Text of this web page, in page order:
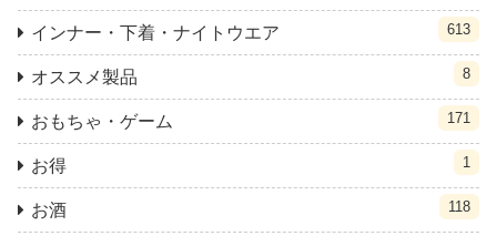
インナー・下着・ナイトウエア 613
オススメ製品 8
おもちゃ・ゲーム 171
お得 1
お酒 118